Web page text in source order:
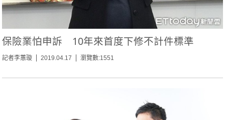
保險業怕申訴 10年來首度下修不計件標準
記者李蕙璇 2019.04.17 瀏覽數:1551